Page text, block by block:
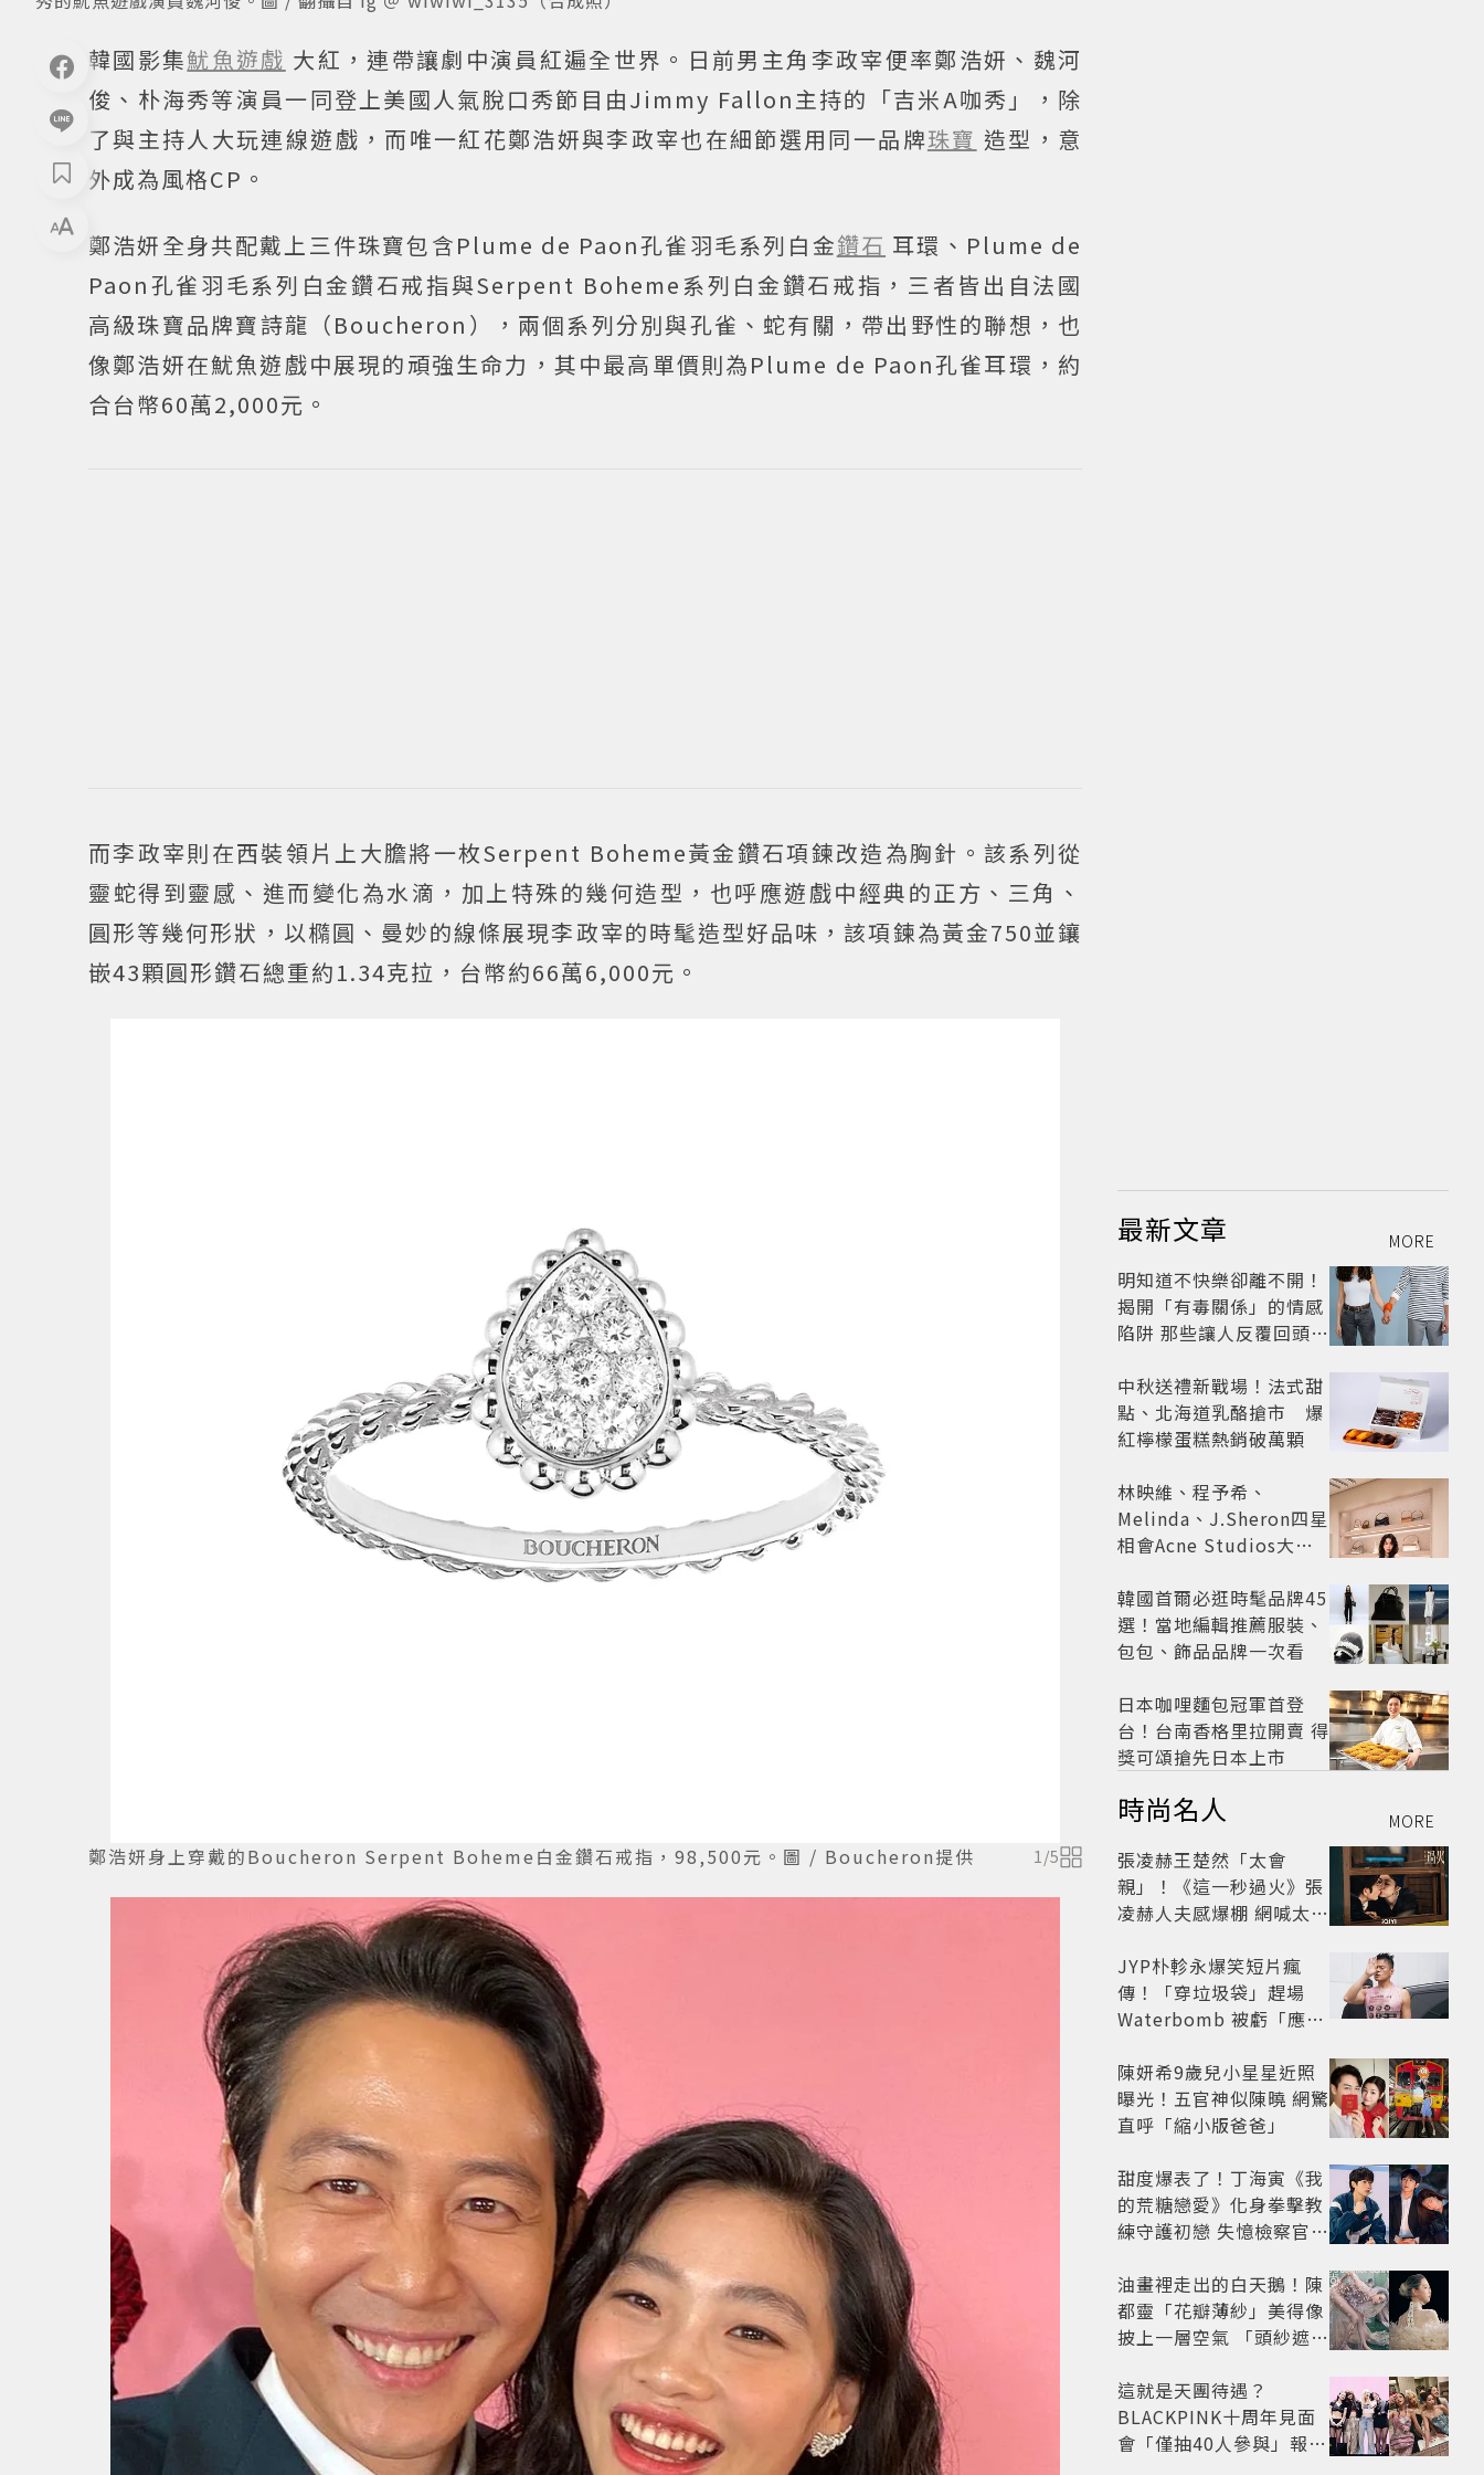
韓國影集魷魚遊戲 大紅，連帶讓劇中演員紅遍全世界。日前男主角李政宰便率鄭浩妍、魏河
俊、朴海秀等演員一同登上美國人氣脫口秀節目由Jimmy Fallon主持的「吉米A咖秀」，除
了與主持人大玩連線遊戲，而唯一紅花鄭浩妍與李政宰也在細節選用同一品牌珠寶 造型，意
外成為風格CP。
鄭浩妍全身共配戴上三件珠寶包含Plume de Paon孔雀羽毛系列白金鑽石 耳環、Plume de
Paon孔雀羽毛系列白金鑽石戒指與Serpent Boheme系列白金鑽石戒指，三者皆出自法國
高級珠寶品牌寶詩龍（Boucheron），兩個系列分別與孔雀、蛇有關，帶出野性的聯想，也
像鄭浩妍在魷魚遊戲中展現的頑強生命力，其中最高單價則為Plume de Paon孔雀耳環，約
合台幣60萬2,000元。
而李政宰則在西裝領片上大膽將一枚Serpent Boheme黃金鑽石項鍊改造為胸針。該系列從
靈蛇得到靈感、進而變化為水滴，加上特殊的幾何造型，也呼應遊戲中經典的正方、三角、
圓形等幾何形狀，以橢圓、曼妙的線條展現李政宰的時髦造型好品味，該項鍊為黃金750並鑲
嵌43顆圓形鑽石總重約1.34克拉，台幣約66萬6,000元。
鄭浩妍身上穿戴的Boucheron Serpent Boheme白金鑽石戒指，98,500元。圖 / Boucheron提供 1/5
最新文章 MORE
明知道不快樂卻離不開！
揭開「有毒關係」的情感
陷阱 那些讓人反覆回頭的
戒？
中秋送禮新戰場！法式甜
點、北海道乳酪搶市 爆
紅檸檬蛋糕熱銷破萬顆
林映維、程予希、
Melinda、J.Sheron四星
相會Acne Studios大曬
韓國首爾必逛時髦品牌45
選！當地編輯推薦服裝、
包包、飾品品牌一次看
日本咖哩麵包冠軍首登
台！台南香格里拉開賣 得
獎可頌搶先日本上市
時尚名人 MORE
張凌赫王楚然「太會
親」！《這一秒過火》張
凌赫人夫感爆棚 網喊太有
JYP朴軫永爆笑短片瘋
傳！「穿垃圾袋」趕場
Waterbomb 被虧「應該
陳妍希9歲兒小星星近照
曝光！五官神似陳曉 網驚
直呼「縮小版爸爸」
甜度爆表了！丁海寅《我
的荒糖戀愛》化身拳擊教
練守護初戀 失憶檢察官×
劇
油畫裡走出的白天鵝！陳
都靈「花瓣薄紗」美得像
披上一層空氣 「頭紗遮
太仙
這就是天團待遇？
BLACKPINK十周年見面
會「僅抽40人參與」報名